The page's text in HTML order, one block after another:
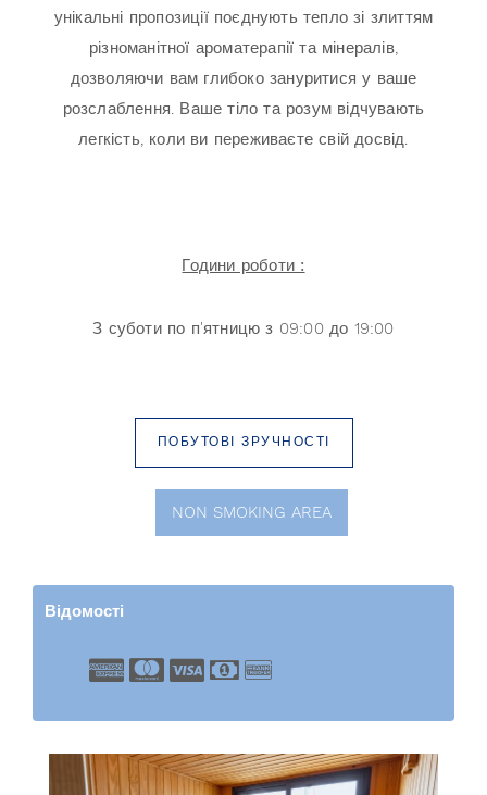
унікальні пропозиції поєднують тепло зі злиттям
різноманітної ароматерапії та мінералів,
дозволяючи вам глибоко зануритися у ваше
розслаблення. Ваше тіло та розум відчувають
легкість, коли ви переживаєте свій досвід.
Години роботи :
З суботи по п'ятницю з 09:00 до 19:00
ПОБУТОВІ ЗРУЧНОСТІ
NON SMOKING AREA
Відомості
American Express
Master Card
Visa Cash